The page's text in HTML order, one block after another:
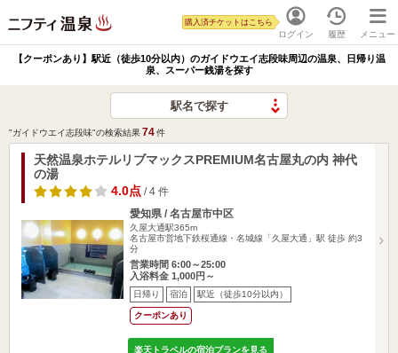
ログイン
購入済チケットはこちら
履歴 メニュー
【クーポンあり】駅近（徒歩10分以内）のガイドウエイ志段味周辺の温泉、日帰り温
泉、スーパー銭湯を探す
駅名で探す
"ガイドウエイ志段味"の検索結果74件
天然温泉ホテルリブマックスPREMIUM名古屋丸の内 神代
の湯
4.0点 / 4 件
愛知県 / 名古屋市中区
久屋大通駅365m
名古屋市営地下鉄桜通線・名城線「久屋大通」駅 徒歩 約3
分
営業時間 6:00～25:00
入浴料金 1,000円～
日帰り 宿泊 駅近（徒歩10分以内）
クーポンあり
楽天トラベルの宿泊プランを見る